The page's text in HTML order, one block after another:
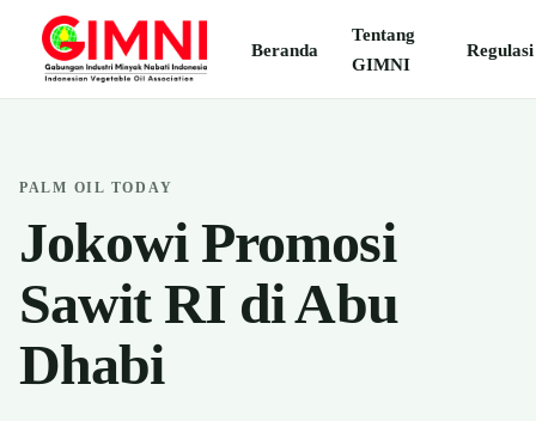
Beranda
Tentang
GIMNI
Regulasi
PALM OIL TODAY
Jokowi Promosi
Sawit RI di Abu
Dhabi